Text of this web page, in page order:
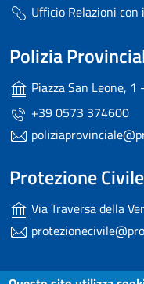
Ufficio Relazioni con
Polizia
Piazza San Leone,
+39 0573 374600
Protezione Civile
Via Traversa della